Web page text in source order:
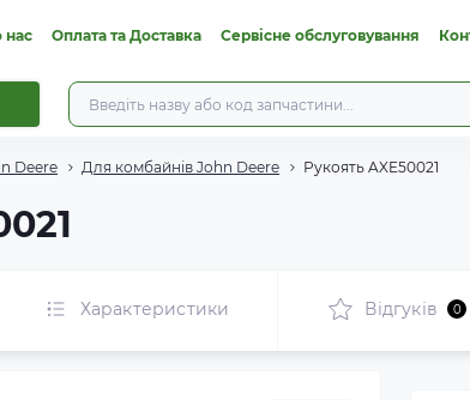
нас Оплата та Доставка Сервісне обслуговування
Deere Для комбайнів John Deere Рукоять AXE50021
Характеристики Відгуків 0